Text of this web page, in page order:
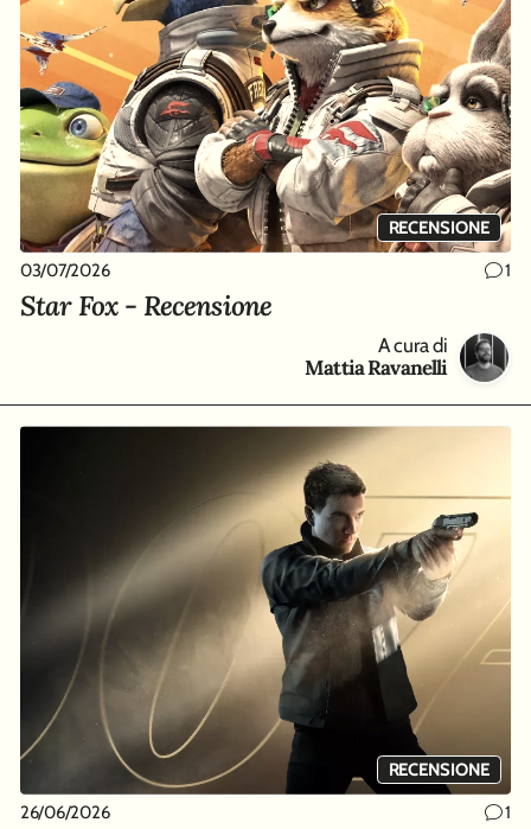
RECENSIONE
03/07/2026 1
Star Fox - Recensione
A cura di
Mattia Ravanelli
RECENSIONE
26/06/2026 1